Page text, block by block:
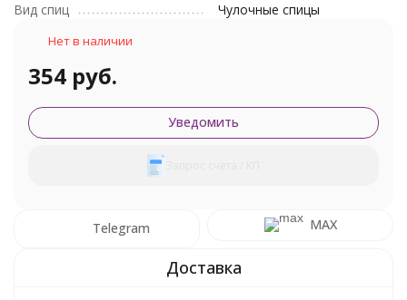
Вид спиц
Чулочные спицы
Нет в наличии
354 руб.
Уведомить
Telegram MAX